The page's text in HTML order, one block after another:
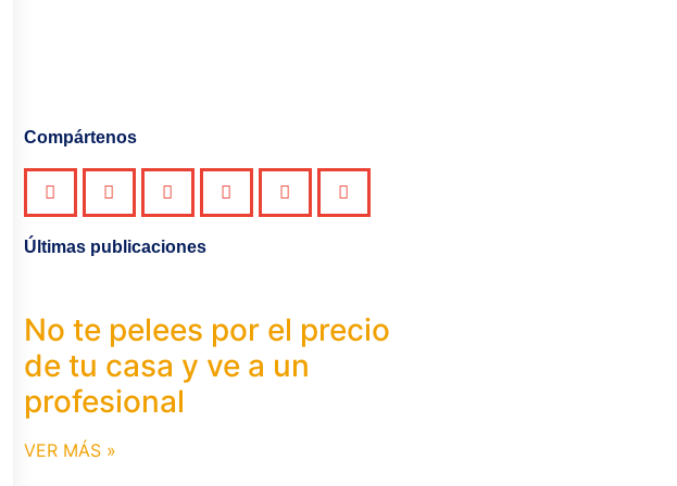
Compártenos
Últimas publicaciones
No te pelees por el precio
de tu casa y ve a un
profesional
VER MÁS »